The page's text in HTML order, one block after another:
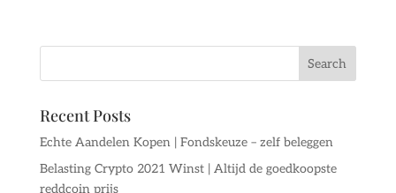
Recent Posts
Echte Aandelen Kopen | Fondskeuze – zelf beleggen
Belasting Crypto 2021 Winst | Altijd de goedkoopste
reddcoin prijs